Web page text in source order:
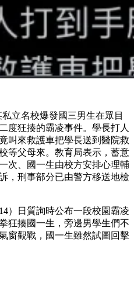
立名校爆發國三男生在眾目
度狂揍的霸凌事件。學長打人
叫來救護車把學長送到醫院救
等父母來。教育局表示，蓄意
次、國一生由校方安排心理輔
，刑事部分已由警方移送地檢
）日質詢時公布一段校園霸凌
狂揍國一生，旁邊男學生們不
窗觀戰，國一生雖然試圖回擊